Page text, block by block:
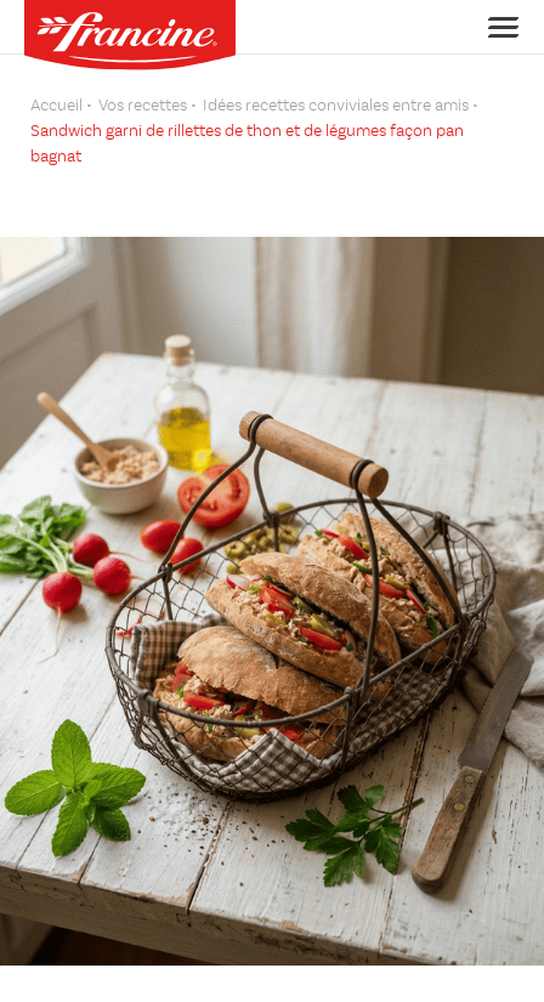
Accueil Vos recettes
Idées recettes conviviales entre amis
Sandwich garni de rillettes de thon et de légumes façon pan
bagnat